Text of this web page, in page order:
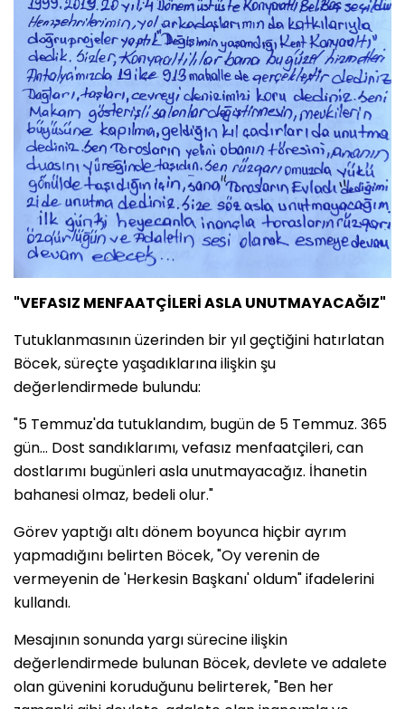
"VEFASIZ MENFAATÇİLERİ ASLA UNUTMAYACAĞIZ"
Tutuklanmasının üzerinden bir yıl geçtiğini hatırlatan
Böcek, süreçte yaşadıklarına ilişkin şu
değerlendirmede bulundu:
"5 Temmuz'da tutuklandım, bugün de 5 Temmuz. 365
gün... Dost sandıklarımı, vefasız menfaatçileri, can
dostlarımı bugünleri asla unutmayacağız. İhanetin
bahanesi olmaz, bedeli olur."
Görev yaptığı altı dönem boyunca hiçbir ayrım
yapmadığını belirten Böcek, "Oy verenin de
vermeyenin de 'Herkesin Başkanı' oldum" ifadelerini
kullandı.
Mesajının sonunda yargı sürecine ilişkin
değerlendirmede bulunan Böcek, devlete ve adalete
olan güvenini koruduğunu belirterek, "Ben her